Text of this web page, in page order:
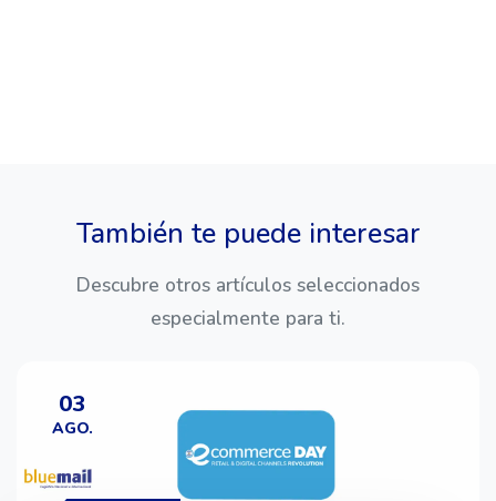
También te puede interesar
Descubre otros artículos seleccionados
especialmente para ti.
03
AGO.